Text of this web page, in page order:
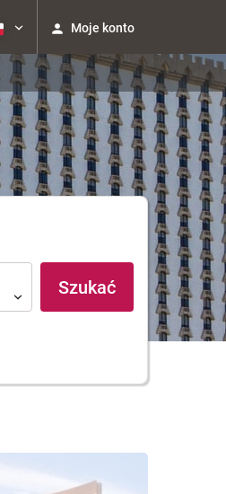
Moje konto
Szukać